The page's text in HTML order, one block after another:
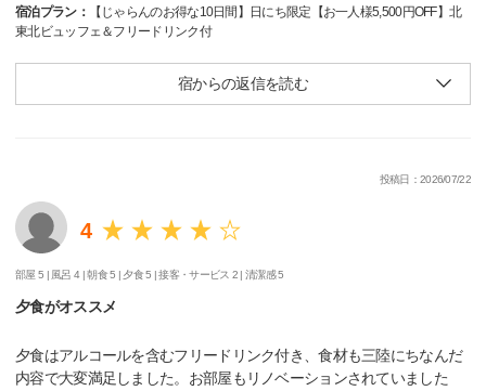
宿泊プラン：
【じゃらんのお得な10日間】日にち限定【お一人様5,500円OFF】北
東北ビュッフェ＆フリードリンク付
宿からの返信を読む
投稿日：2026/07/22
4
部屋 5 | 風呂 4 |朝食 5 | 夕食 5 |接客・サービス 2 |清潔感 5
夕食がオススメ
夕食はアルコールを含むフリードリンク付き、食材も三陸にちなんだ
内容で大変満足しました。お部屋もリノベーションされていました